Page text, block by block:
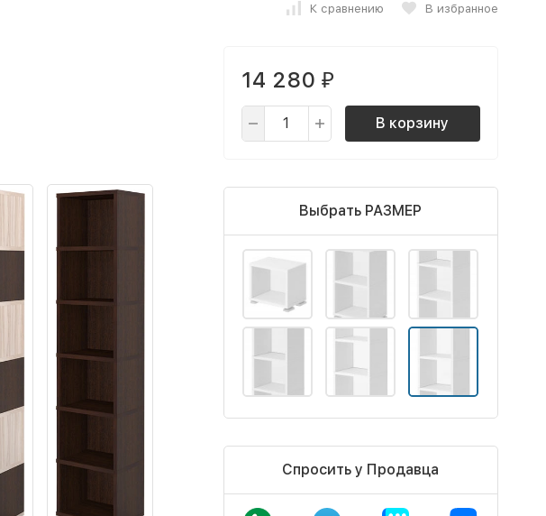
К сравнению В избранное
14 280 ₽
В корзину
Выбрать РАЗМЕР
Спросить у Продавца